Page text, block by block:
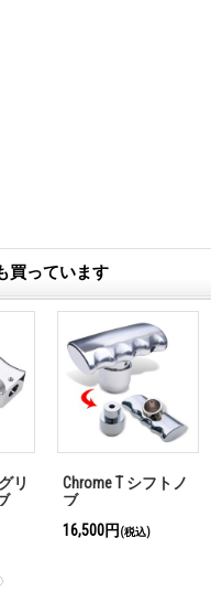
買っています
フトノ
)
Chrome Slot グ
14,300円